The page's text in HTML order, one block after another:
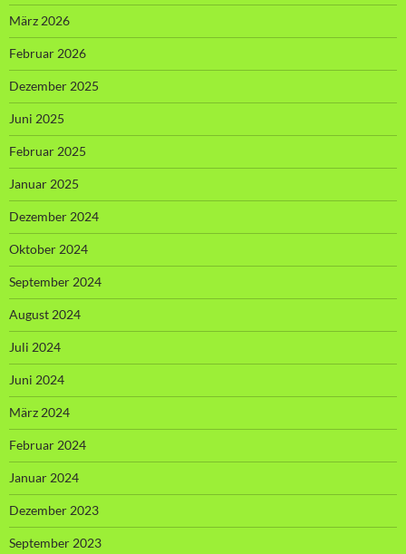
März 2026
Februar 2026
Dezember 2025
Juni 2025
Februar 2025
Januar 2025
Dezember 2024
Oktober 2024
September 2024
August 2024
Juli 2024
Juni 2024
März 2024
Februar 2024
Januar 2024
Dezember 2023
September 2023